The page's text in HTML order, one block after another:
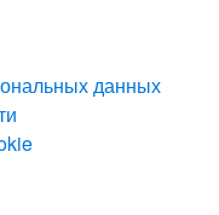
данных